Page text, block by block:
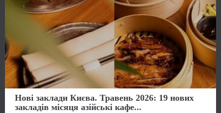
Нові заклади Києва. Травень 2026: 19 нових
закладів місяця азійські кафе...